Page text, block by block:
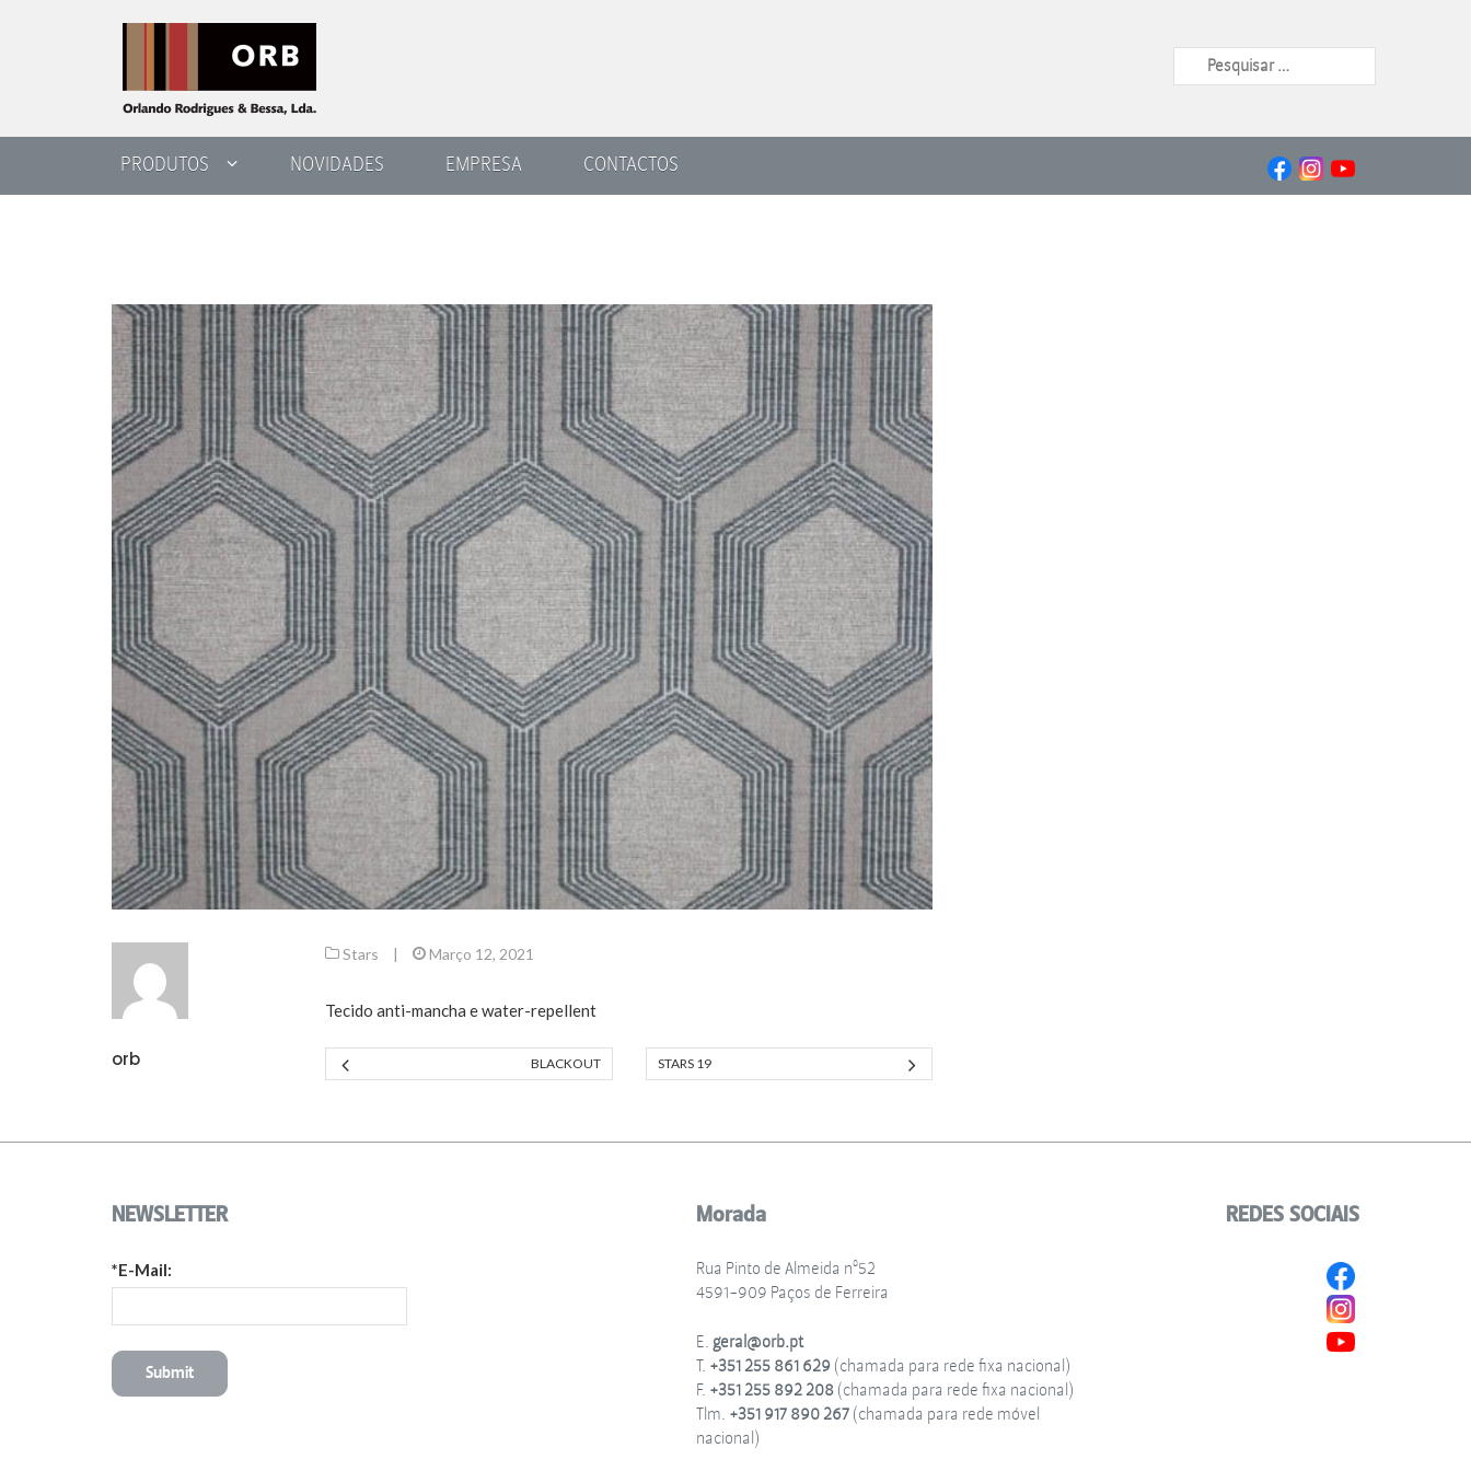
PRODUTOS NOVIDADES EMPRESA CONTACTOS
orb
Stars | Março 12, 2021
Tecido anti-mancha e water-repellent
BLACKOUT STARS 19
NEWSLETTER
*E-Mail:
Morada
Rua Pinto de Almeida nº52
4591-909 Paços de Ferreira
E. geral@orb.pt
T. +351 255 861 629 (chamada para rede fixa nacional)
F. +351 255 892 208(chamada para rede fixa nacional)
Tlm. +351 917 890 267(chamada para rede móvel
nacional)
REDES SOCIAIS